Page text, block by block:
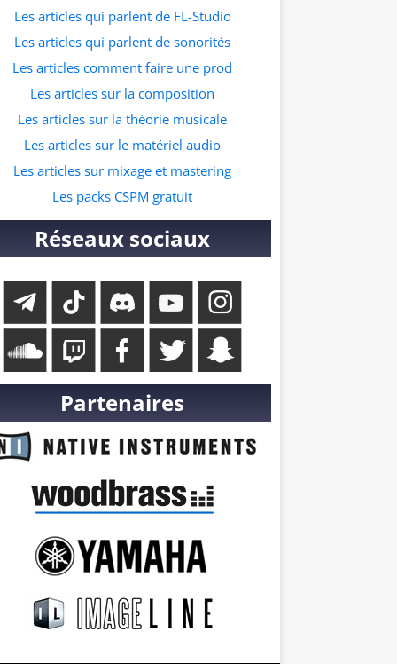
Les articles qui parlent de FL-Studio
Les articles qui parlent de sonorités
Les articles comment faire une prod
Les articles sur la composition
Les articles sur la théorie musicale
Les articles sur le matériel audio
Les articles sur mixage et mastering
Les packs CSPM gratuit
Réseaux sociaux
Partenaires